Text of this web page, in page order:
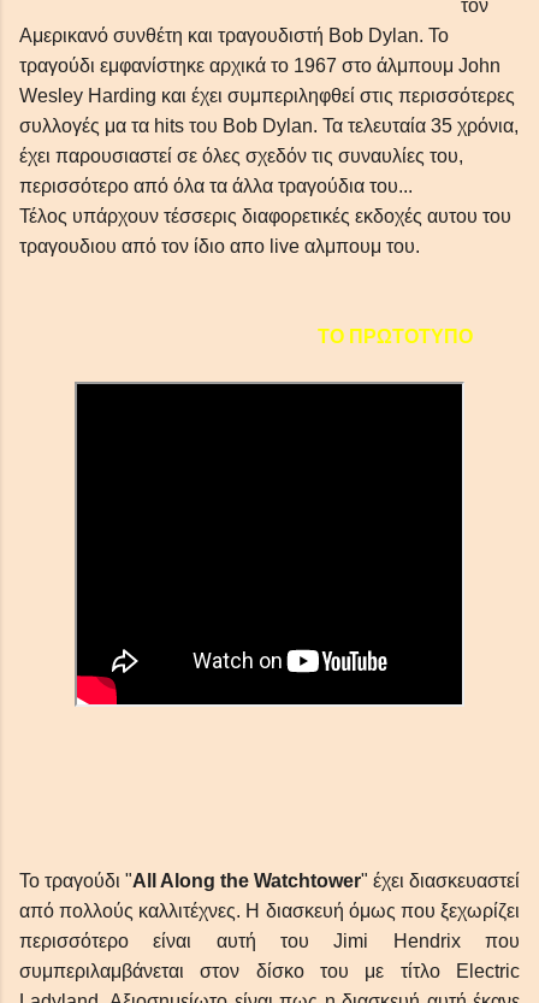
τον
Αμερικανό συνθέτη και τραγουδιστή Bob Dylan. Το
τραγούδι εμφανίστηκε αρχικά το 1967 στο άλμπουμ John
Wesley Harding και έχει συμπεριληφθεί στις περισσότερες
συλλογές μα τα hits του Bob Dylan. Τα τελευταία 35 χρόνια,
έχει παρουσιαστεί σε όλες σχεδόν τις συναυλίες του,
περισσότερο από όλα τα άλλα τραγούδια του...
Τέλος υπάρχουν τέσσερις διαφορετικές εκδοχές αυτου του
τραγουδιου από τον ίδιο απο live αλμπουμ του.
ΤΟ ΠΡΩΤΟΤΥΠΟ
Το τραγούδι "All Along the Watchtower" έχει διασκευαστεί
από πολλούς καλλιτέχνες. Η διασκευή όμως που ξεχωρίζει
περισσότερο είναι αυτή του Jimi Hendrix που
συμπεριλαμβάνεται στον δίσκο του με τίτλο
Electric